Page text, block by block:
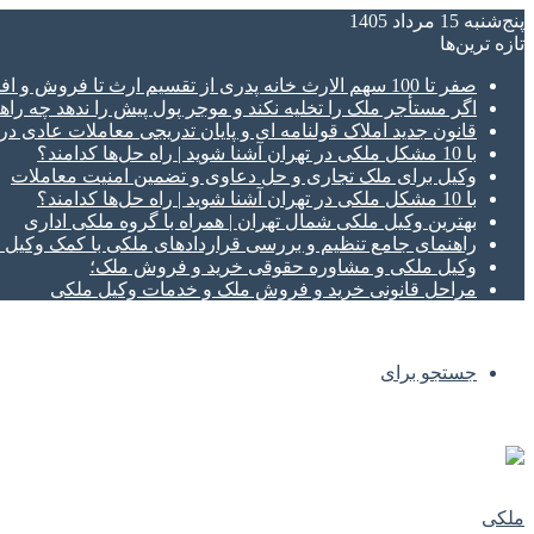
پنج‌شنبه 15 مرداد 1405
تازه‌ ترین‌ها
صفر تا 100 سهم الارث خانه پدری از تقسیم ارث تا فروش و افراز ملک ورثه ای
اگر مستأجر ملک را تخلیه نکند و موجر پول پیش را ندهد چه
قانون جدید املاک قولنامه ای و پایان تدریجی معاملات عادی
با 10 مشکل ملکی در تهران آشنا شوید | راه حل‌ها کدامند؟
وکیل برای ملک تجاری و حل دعاوی و تضمین امنیت معاملات
با 10 مشکل ملکی در تهران آشنا شوید | راه حل‌ها کدامند؟
بهترین وکیل ملکی شمال تهران | همراه با گروه ملکی اداری
راهنمای جامع تنظیم و بررسی قراردادهای ملکی با کمک
وکیل ملکی و مشاوره حقوقی خرید و فروش ملک؛
مراحل قانونی خرید و فروش ملک و خدمات وکیل ملکی
جستجو برای